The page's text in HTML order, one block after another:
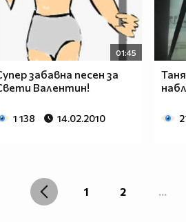
01:45
забавна песен за
Валентин!
1 138 14.02.2010
1 2 ...